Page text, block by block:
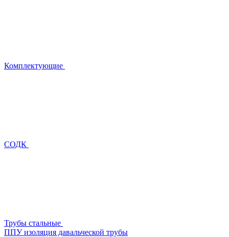
Комплектующие
СОДК
Трубы стальные
ППУ изоляция давальческой трубы